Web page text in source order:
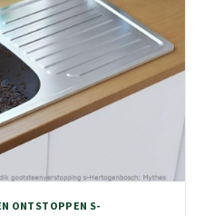
ONTSTOPPEN S-